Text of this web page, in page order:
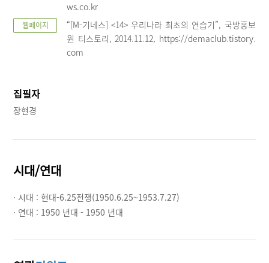
ws.co.kr
웹페이지
“[M-기네스] <14> 우리나라 최초의 연습기”, 국방홍보
원 티스토리, 2014.11.12, https://demaclub.tistory.
com
집필자
장현경
시대/연대
· 시대 :현대-6.25전쟁(1950.6.25~1953.7.27)
· 연대 : 1950 년대 - 1950 년대